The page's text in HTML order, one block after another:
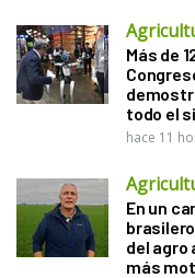
Más de
todo el
hace 11
En un
del agro
más